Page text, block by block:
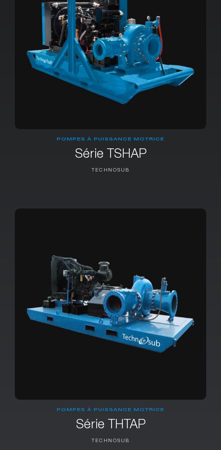
POMPES À PUISSANCE MOTRICE
Série TSHAP
TECHNOSUB
POMPES À PUISSANCE MOTRICE
Série THTAP
TECHNOSUB